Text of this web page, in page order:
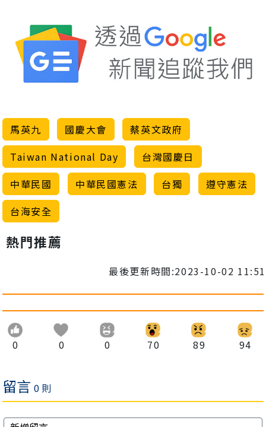
馬英九 國慶大會
蔡英文政府
Taiwan National Day
台灣國慶日
中華民國
中華民國憲法 台獨
遵守憲法
台海安全
熱門推薦
最後更新時間:2023-10-02 11:51
0 0 0 70 89 94